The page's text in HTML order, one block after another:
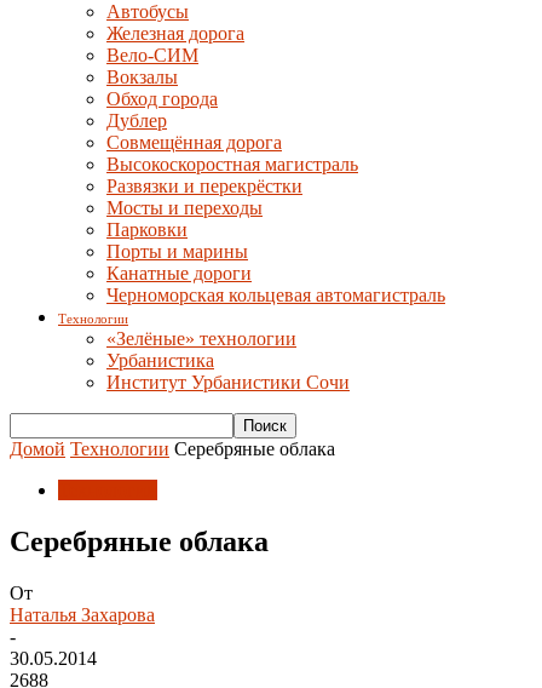
Автобусы
Железная дорога
Вело-СИМ
Вокзалы
Обход города
Дублер
Совмещённая дорога
Высокоскоростная магистраль
Развязки и перекрёстки
Мосты и переходы
Парковки
Порты и марины
Канатные дороги
Черноморская кольцевая автомагистраль
Технологии
«Зелёные» технологии
Урбанистика
Институт Урбанистики Сочи
Домой Технологии Серебряные облака
Серебряные облака
От
Наталья Захарова
-
30.05.2014
2688